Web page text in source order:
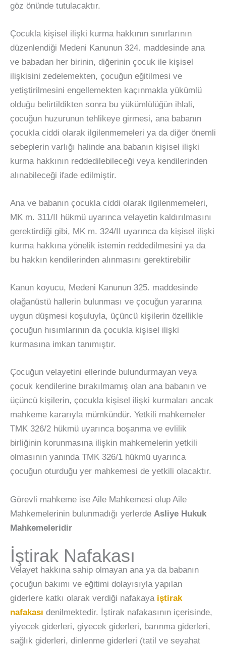
göz önünde tutulacaktır.
Çocukla kişisel ilişki kurma hakkının sınırlarının
düzenlendiği Medeni Kanunun 324. maddesinde ana
ve babadan her birinin, diğerinin çocuk ile kişisel
ilişkisini zedelemekten, çocuğun eğitilmesi ve
yetiştirilmesini engellemekten kaçınmakla yükümlü
olduğu belirtildikten sonra bu yükümlülüğün ihlali,
çocuğun huzurunun tehlikeye girmesi, ana babanın
çocukla ciddi olarak ilgilenmemeleri ya da diğer önemli
sebeplerin varlığı halinde ana babanın kişisel ilişki
kurma hakkının reddedilebileceği veya kendilerinden
alınabileceği ifade edilmiştir.
Ana ve babanın çocukla ciddi olarak ilgilenmemeleri,
MK m. 311/II hükmü uyarınca velayetin kaldırılmasını
gerektirdiği gibi, MK m. 324/II uyarınca da kişisel ilişki
kurma hakkına yönelik istemin reddedilmesini ya da
bu hakkın kendilerinden alınmasını gerektirebilir
Kanun koyucu, Medeni Kanunun 325. maddesinde
olağanüstü hallerin bulunması ve çocuğun yararına
uygun düşmesi koşuluyla, üçüncü kişilerin özellikle
çocuğun hısımlarının da çocukla kişisel ilişki
kurmasına imkan tanımıştır.
Çocuğun velayetini ellerinde bulundurmayan veya
çocuk kendilerine bırakılmamış olan ana babanın ve
üçüncü kişilerin, çocukla kişisel ilişki kurmaları ancak
mahkeme kararıyla mümkündür. Yetkili mahkemeler
TMK 326/2 hükmü uyarınca boşanma ve evlilik
birliğinin korunmasına ilişkin mahkemelerin yetkili
olmasının yanında TMK 326/1 hükmü uyarınca
çocuğun oturduğu yer mahkemesi de yetkili olacaktır.
Görevli mahkeme ise Aile Mahkemesi olup Aile
Mahkemelerinin bulunmadığı yerlerde Asliye Hukuk
Mahkemeleridir
İştirak Nafakası
Velayet hakkına sahip olmayan ana ya da babanın
çocuğun bakımı ve eğitimi dolayısıyla yapılan
giderlere katkı olarak verdiği nafakaya iştirak
nafakası denilmektedir. İştirak nafakasının içerisinde,
yiyecek giderleri, giyecek giderleri, barınma giderleri,
sağlık giderleri, dinlenme giderleri (tatil ve seyahat